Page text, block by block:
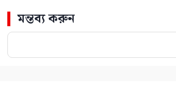
মন্তব্য করুন